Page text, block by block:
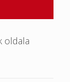
oldala